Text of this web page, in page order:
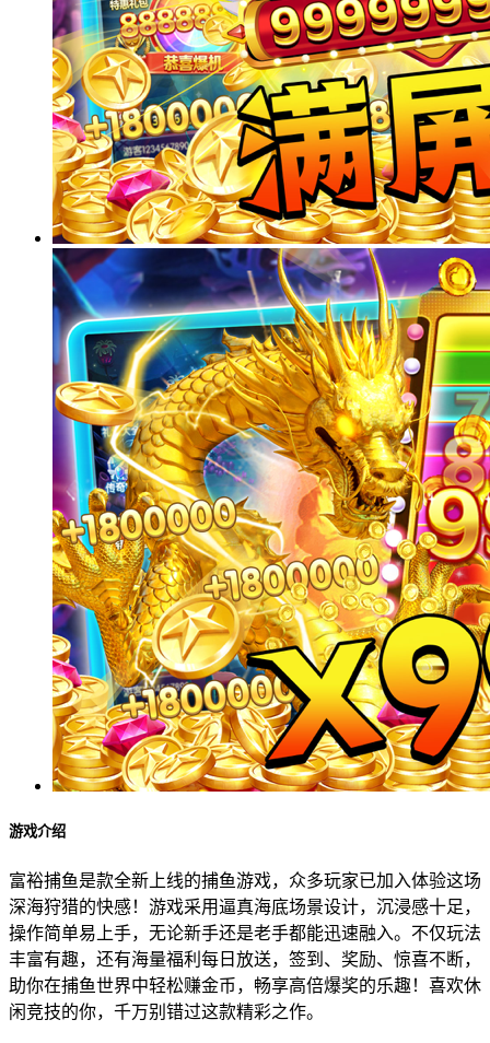
游戏介绍
富裕捕鱼是款全新上线的捕鱼游戏，众多玩家已加入体验这场
深海狩猎的快感！游戏采用逼真海底场景设计，沉浸感十足，
操作简单易上手，无论新手还是老手都能迅速融入。不仅玩法
丰富有趣，还有海量福利每日放送，签到、奖励、惊喜不断，
助你在捕鱼世界中轻松赚金币，畅享高倍爆奖的乐趣！喜欢休
闲竞技的你，千万别错过这款精彩之作。